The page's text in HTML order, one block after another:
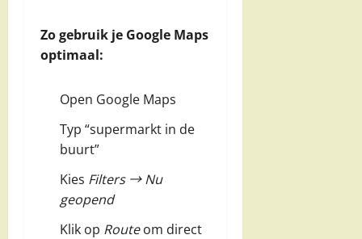
Zo gebruik je Google Maps
optimaal:
Open Google Maps
Typ “supermarkt in de
buurt”
Kies Filters → Nu
geopend
Klik op Routeom direct